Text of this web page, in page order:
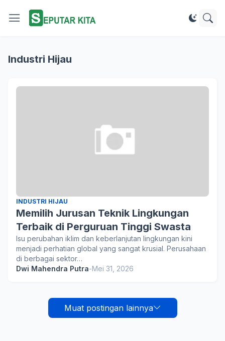
Industri Hijau
INDUSTRI HIJAU
Memilih Jurusan Teknik Lingkungan
Terbaik di Perguruan Tinggi Swasta
Isu perubahan iklim dan keberlanjutan lingkungan kini
menjadi perhatian global yang sangat krusial. Perusahaan
di berbagai sektor…
Dwi Mahendra Putra-Mei 31, 2026
Muat postingan lainnya